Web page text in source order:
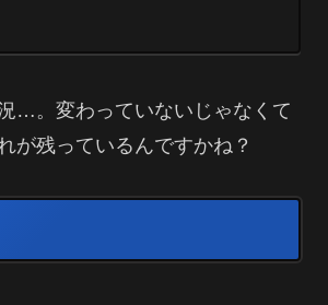
…。変わっていないじゃなくて
が残っているんですかね？